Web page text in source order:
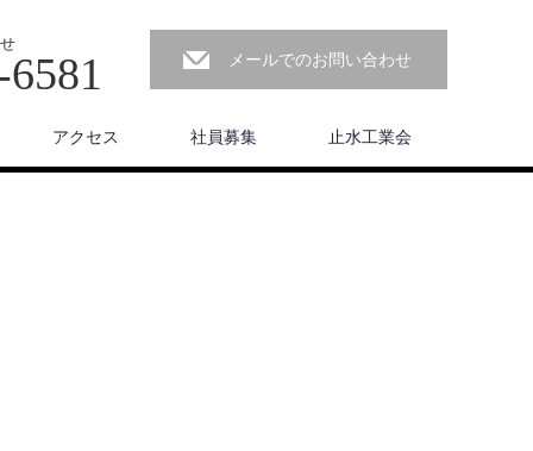
メールでのお問い合わせ
アクセス 社員募集 止水工業会